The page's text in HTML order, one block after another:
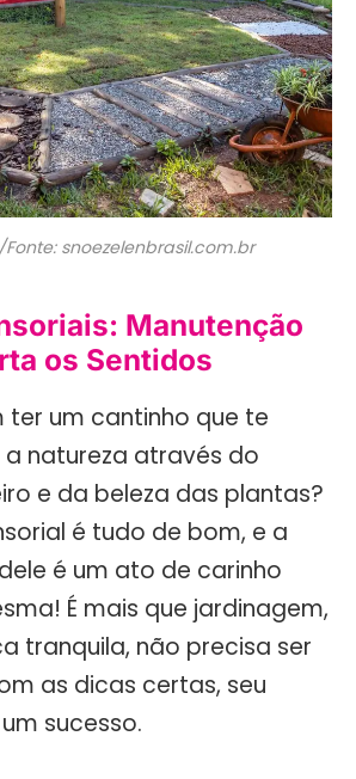
snoezelenbrasil.com.br
Manutenção
os Sentidos
ter um cantinho que te
natureza através do
e da beleza das plantas?
é tudo de bom, e a
é um ato de carinho
É mais que jardinagem,
tranquila, não precisa ser
as dicas certas, seu
sucesso.